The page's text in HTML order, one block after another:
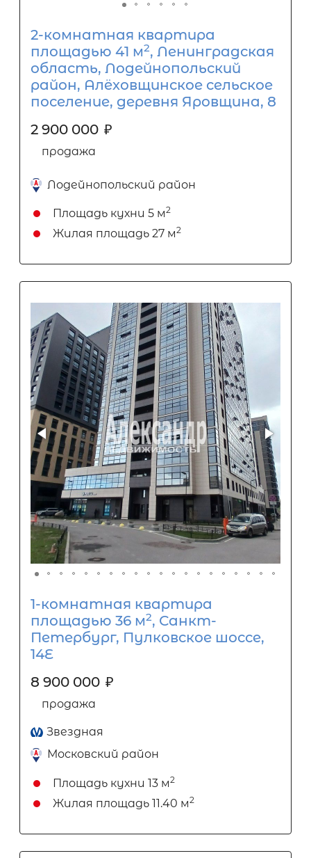
2-комнатная квартира
площадью 41 м2, Ленинградская
область, Лодейнопольский
район, Алёховщинское сельское
поселение, деревня Яровщина, 8
2 900 000 ₽
продажа
Лодейнопольский район
Площадь кухни 5 м2
Жилая площадь 27 м2
1-комнатная квартира
площадью 36 м2, Санкт-
Петербург, Пулковское шоссе,
14Е
8 900 000 ₽
продажа
Звездная
Московский район
Площадь кухни 13 м2
Жилая площадь 11.40 м2